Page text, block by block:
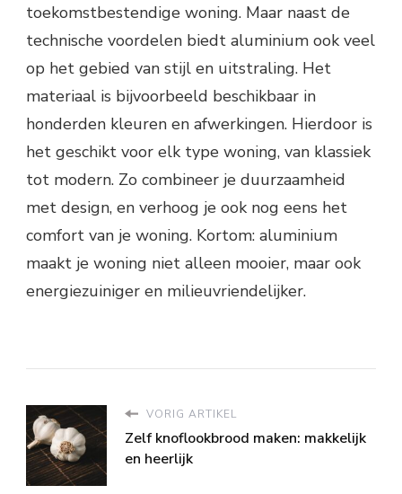
toekomstbestendige woning. Maar naast de
technische voordelen biedt aluminium ook veel
op het gebied van stijl en uitstraling. Het
materiaal is bijvoorbeeld beschikbaar in
honderden kleuren en afwerkingen. Hierdoor is
het geschikt voor elk type woning, van klassiek
tot modern. Zo combineer je duurzaamheid
met design, en verhoog je ook nog eens het
comfort van je woning. Kortom: aluminium
maakt je woning niet alleen mooier, maar ook
energiezuiniger en milieuvriendelijker.
VORIG ARTIKEL
Zelf knoflookbrood maken: makkelijk
en heerlijk